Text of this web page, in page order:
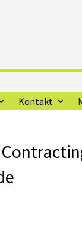
Kontakt